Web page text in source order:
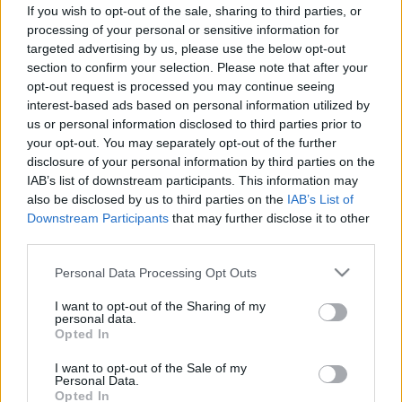
If you wish to opt-out of the sale, sharing to third parties, or
processing of your personal or sensitive information for
targeted advertising by us, please use the below opt-out
section to confirm your selection. Please note that after your
opt-out request is processed you may continue seeing
interest-based ads based on personal information utilized by
us or personal information disclosed to third parties prior to
your opt-out. You may separately opt-out of the further
disclosure of your personal information by third parties on the
IAB’s list of downstream participants. This information may
also be disclosed by us to third parties on the IAB’s List of
Downstream Participants that may further disclose it to other
Please note that this website/app uses one or more Google
not limited to your visit or usage behaviour. You may click to
grant or deny consent to Google and its third-party tags to
use your data for below specified purposes in below Google
consent section.
Personal Data Processing Opt Outs
I want to opt-out of the Sharing of my
personal data.
Opted In
I want to opt-out of the Sale of my
Personal Data.
Opted In
figyelmeztető jel